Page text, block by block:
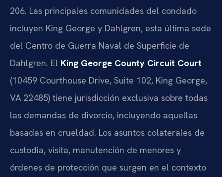
206. Las principales comunidades del condado
incluyen King George y Dahlgren, esta última sede
del Centro de Guerra Naval de Superficie de
Dahlgren. El King George County Circuit Court
(10459 Courthouse Drive, Suite 102, King George,
VA 22485) tiene jurisdicción exclusiva sobre todas
las demandas de divorcio, incluyendo aquellas
basadas en crueldad. Los asuntos colaterales de
custodia, visita, manutención de menores y
órdenes de protección que surgen en el contexto